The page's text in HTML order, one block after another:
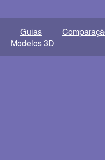
Guias
Comparação
Modelos 3D